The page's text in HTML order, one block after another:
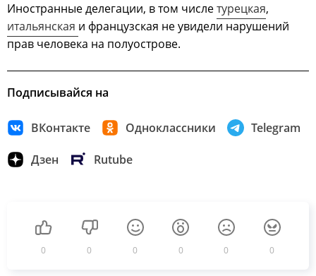
Иностранные делегации, в том числетурецкая,
итальянская и французская не увидели нарушений
прав человека на полуострове.
Подписывайся на
ВКонтакте Одноклассники Telegram
Дзен Rutube
0 0 0 0 0 0